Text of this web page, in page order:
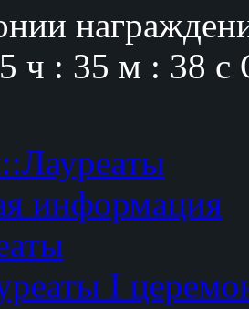
5 ч : 35 м : 37 с
информация
I